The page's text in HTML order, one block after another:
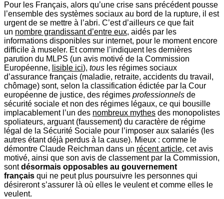
Pour les Français, alors qu’une crise sans précédent pousse
l’ensemble des systèmes sociaux au bord de la rupture, il est
urgent de se mettre à l’abri. C’est d’ailleurs ce que fait
un nombre grandissant d’entre eux, aidés par les
informations disponibles sur internet, pour le moment encore
difficile à museler. Et comme l’indiquent les dernières
parution du MLPS (un avis motivé de la Commission
Européenne, lisible ici), tous les régimes sociaux
d’assurance français (maladie, retraite, accidents du travail,
chômage) sont, selon la classification édictée par la Cour
européenne de justice, des régimes professionnels de
sécurité sociale et non des régimes légaux, ce qui bousille
implacablement l’un des nombreux mythes des monopolistes
spoliateurs, arguant (faussement) du caractère de régime
légal de la Sécurité Sociale pour l’imposer aux salariés (les
autres étant déjà perdus à la cause). Mieux : comme le
démontre Claude Reichman dans un récent article, cet avis
motivé, ainsi que son avis de classement par la Commission,
sontdésormais opposables au gouvernement
français qui ne peut plus poursuivre les personnes qui
désireront s’assurer là où elles le veulent et comme elles le
veulent.